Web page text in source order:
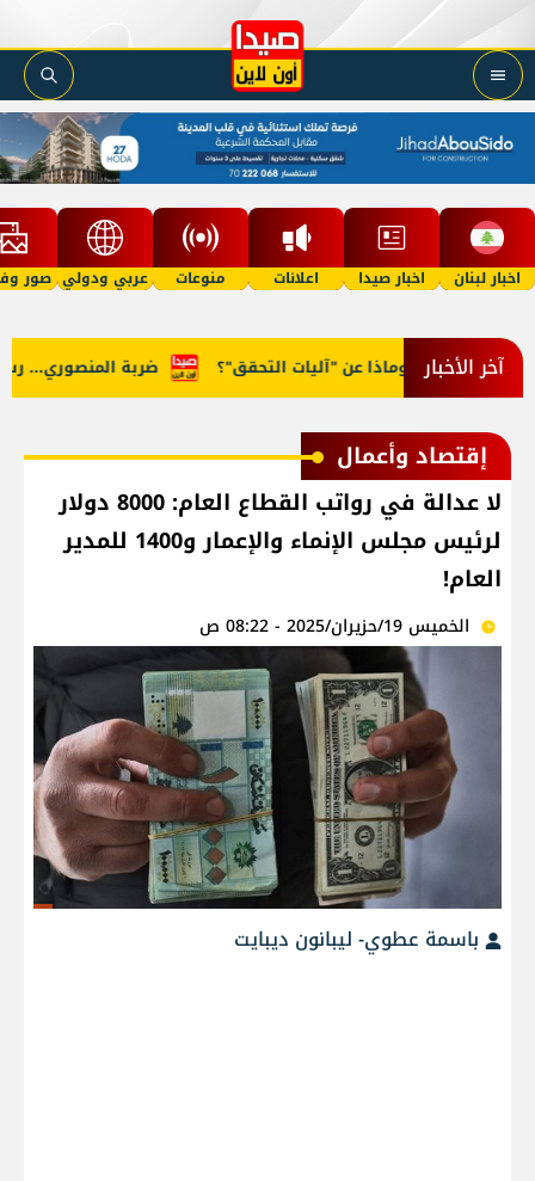
اخبار لبنان اخبار صيدا اعلانات منوعات عربي ودولي صور
آخر الأخبار ضربة المنصوري... رسالة روما... وماذا عن "آليات التحقق"؟
إقتصاد وأعمال
لا عدالة في رواتب القطاع العام: 8000 دولار
لرئيس مجلس الإنماء والإعمار و1400 للمدير
العام!
الخميس 19/حزيران/2025 - 08:22 ص
باسمة عطوي- ليبانون ديبايت